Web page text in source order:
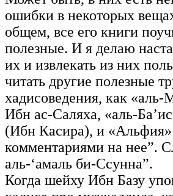
ошибки в некоторых
общем, все его книги
полезные. И я делаю
их и извлекать из них
читать другие полезные
хадисоведения, как
Ибн ас-Саляха, «аль-
(Ибн Касира), и «Альфия»
комментариями на нее”.
аль-‘амаль би-Ссунна”.
Когда шейху Ибн Базу